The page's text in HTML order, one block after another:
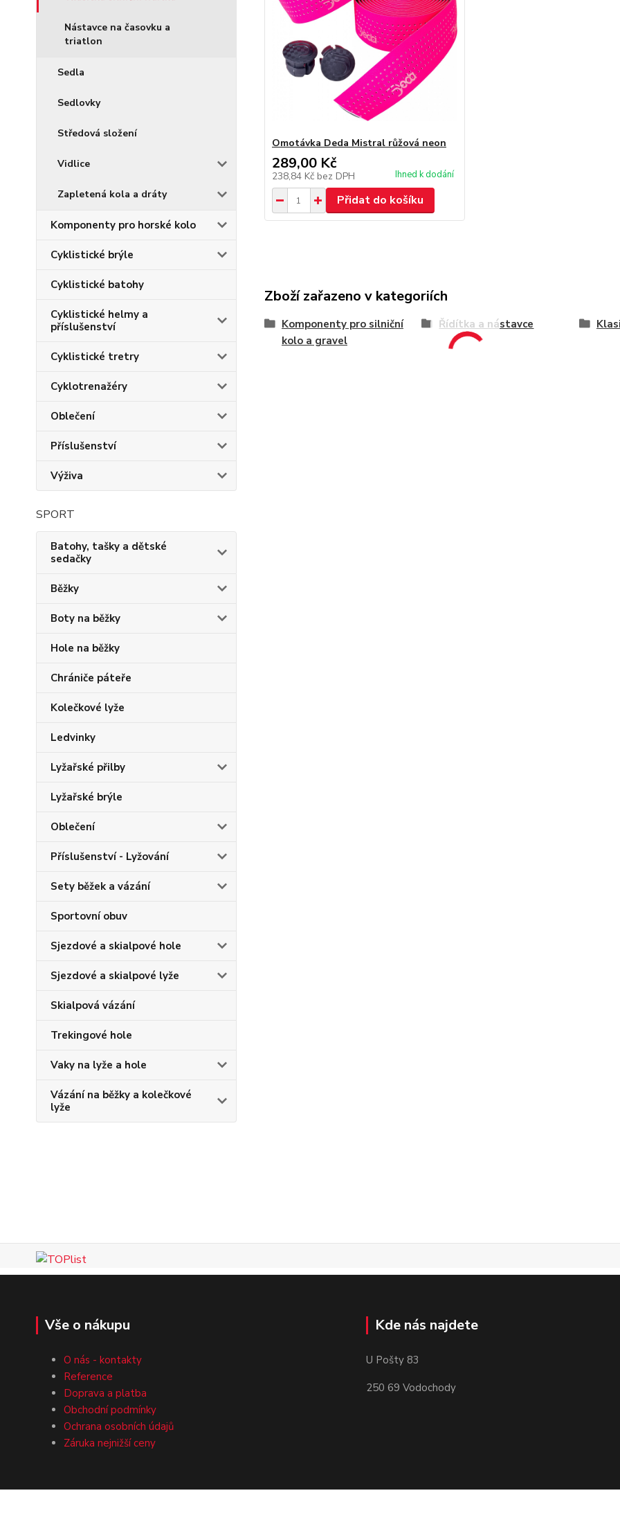
Nástavce na časovku a
triatlon
Sedla
Sedlovky
Středová složení
Vidlice
Zapletená kola a dráty
Komponenty pro horské kolo
Cyklistické brýle
Cyklistické batohy
Cyklistické helmy a
příslušenství
Cyklistické tretry
Cyklotrenažéry
Oblečení
Příslušenství
Výživa
SPORT
Batohy, tašky a dětské
sedačky
Běžky
Boty na běžky
Hole na běžky
Chrániče páteře
Kolečkové lyže
Ledvinky
Lyžařské přilby
Lyžařské brýle
Oblečení
Příslušenství - Lyžování
Sety běžek a vázání
Sportovní obuv
Sjezdové a skialpové hole
Sjezdové a skialpové lyže
Skialpová vázání
Trekingové hole
Vaky na lyže a hole
Vázání na běžky a kolečkové
lyže
Omotávka Deda Mistral růžová neon
289,00 Kč
238,84 Kč bez DPH Ihned k dodání
Přidat do košíku
Zboží zařazeno v kategoriích
Komponenty pro silniční
kolo a gravel
Řídítka a nástavce
Vše o nákupu
O nás - kontakty
Reference
Doprava a platba
Obchodní podmínky
Ochrana osobních údajů
Záruka nejnižší ceny
Kde nás najdete
U Pošty 83
250 69 Vodochody